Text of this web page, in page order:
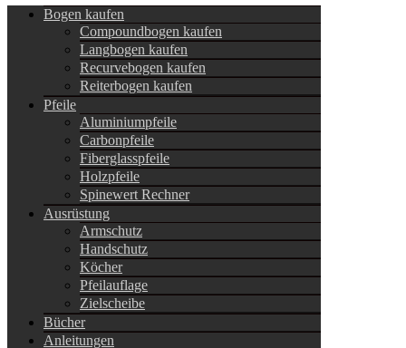
Bogen kaufen
Compoundbogen kaufen
Langbogen kaufen
Recurvebogen kaufen
Reiterbogen kaufen
Pfeile
Aluminiumpfeile
Carbonpfeile
Fiberglasspfeile
Holzpfeile
Spinewert Rechner
Ausrüstung
Armschutz
Handschutz
Köcher
Pfeilauflage
Zielscheibe
Bücher
Anleitungen